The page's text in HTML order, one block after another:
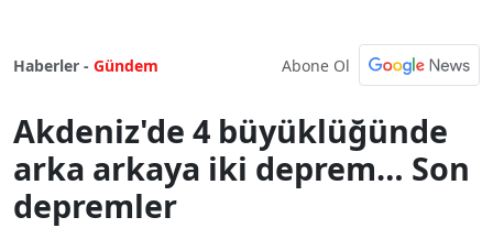
Haberler - Gündem Abone Ol
Akdeniz'de 4 büyüklüğünde
arka arkaya iki deprem… Son
depremler